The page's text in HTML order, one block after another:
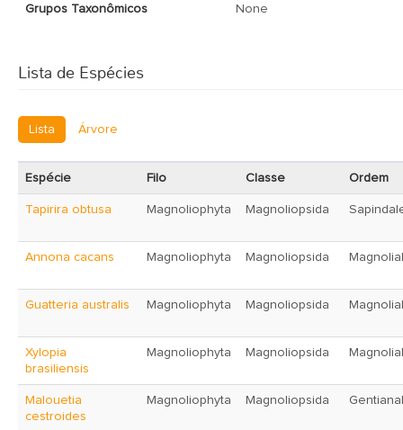
Grupos Taxonômicos None
Lista de Espécies
Lista Árvore
Espécie Filo Classe Ordem
Tapirira obtusa Magnoliophyta Magnoliopsida
Annona cacans Magnoliophyta Magnoliopsida
Guatteria australis Magnoliophyta Magnoliopsida
Xylopia
brasiliensis
Magnoliophyta Magnoliopsida
Malouetia
cestroides
Magnoliophyta Magnoliopsida